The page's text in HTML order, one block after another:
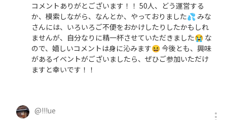
コメントありがとございます！！ 50人、どう運営する
か、模索しながら、なんとか、やっておりました💦 みな
さんには、いろいろご不便をおかけしたりしたかもしれ
ませんが、自分なりに精一杯させていただきました😭 な
ので、嬉しいコメントは身に沁みます😆 今後とも、興味
があるイベントがございましたら、ぜひご参加いただけ
ますと幸いです！！
@!!!ue